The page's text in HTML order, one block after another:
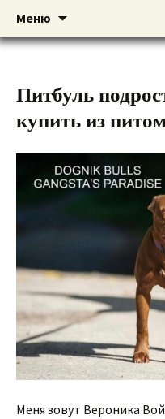
DOGNIK
American pitbull
BULLS Europe.
Меню
содержимому
Питбуль
купить из
Меня зовут Вероника